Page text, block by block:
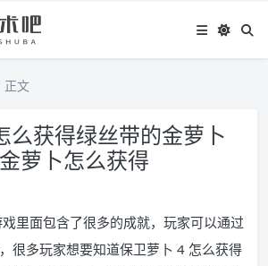
正文
么获得绿丝带的金萝卜
萝卜怎么获得
里面包含了很多的成就，玩家可以通过
很多玩家想要知道保卫萝卜 4 怎么获得